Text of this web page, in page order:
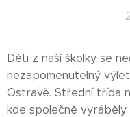
Děti z naší školky se
nezapomenutelný
Ostravě. Střední třída
kde společně vyráběly